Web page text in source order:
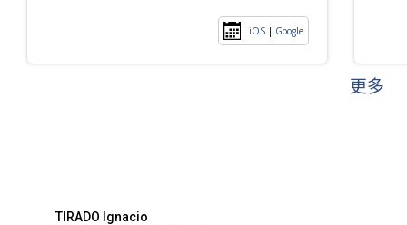
iOS | Google
更多
TIRADO Ignacio